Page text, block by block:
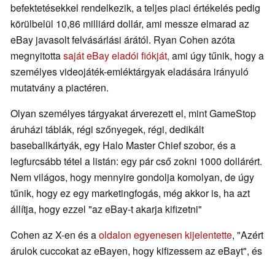
befektetésekkel rendelkezik, a teljes piaci értékelés pedig
körülbelül 10,86 milliárd dollár, ami messze elmarad az
eBay javasolt felvásárlási árától. Ryan Cohen azóta
megnyitottasaját eBay eladói fiókját, ami úgy tűnik, hogy a
személyes videojáték-emléktárgyak eladására irányuló
mutatvány a piactéren.
Olyan személyes tárgyakat árverezett el, mint GameStop
áruházi táblák, régi szőnyegek, régi, dedikált
baseballkártyák, egy Halo Master Chief szobor, és a
legfurcsább tétel a listán: egy pár cső zokni 1000 dollárért.
Nem világos, hogy mennyire gondolja komolyan, de úgy
tűnik, hogy ez egy marketingfogás, még akkor is, ha azt
állítja, hogy ezzel "az eBay-t akarja kifizetni"
Cohen az X-en és aoldalon egyenesen kijelentette, "Azért
árulok cuccokat az eBayen, hogy kifizessem az eBayt", és